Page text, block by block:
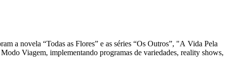
a novela “Todas as Flores” e as séries “Os Outros”, "A Vida Pela